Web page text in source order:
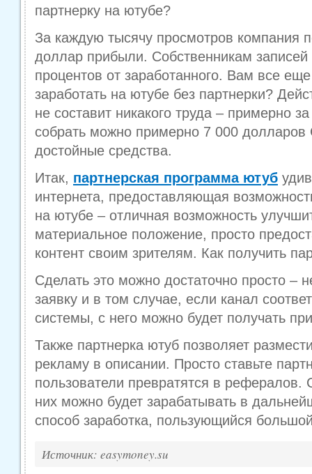
партнерку на ютубе?
За каждую тысячу просмотров компания
доллар прибыли. Собственникам записей
процентов от заработанного. Вам все
заработать на ютубе без партнерки?
не составит никакого труда – примерно
собрать можно примерно 7 000
достойные средства.
Итак, партнерская программа ютуб
интернета, предоставляющая
на ютубе – отличная возможность
материальное положение, просто
контент своим зрителям. Как получить
Сделать это можно достаточно просто –
заявку и в том случае, если канал
системы, с него можно будет получать
Также партнерка ютуб позволяет
рекламу в описании. Просто ставьте
пользователи превратятся в рефералов.
них можно будет зарабатывать в
способ заработка, пользующийся
Источник: easymoney.su